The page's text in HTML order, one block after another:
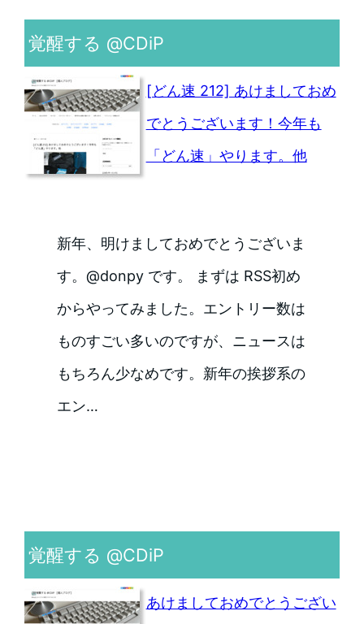
覚醒する @CDiP
[どん速 212] あけましておめ
でとうございます！今年も
「どん速」やります。他
新年、明けましておめでとうございま
す。@donpy です。 まずは RSS初め
からやってみました。エントリー数は
ものすごい多いのですが、ニュースは
もちろん少なめです。新年の挨拶系の
エン…
覚醒する @CDiP
あけましておめでとうござい